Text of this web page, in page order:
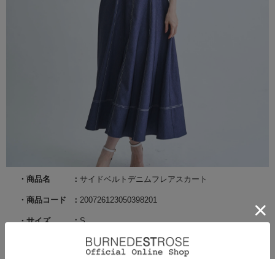
商品名 サイドベルトデニムフレアスカート
商品コード 200726123050398201
サイズ S
ネイビー